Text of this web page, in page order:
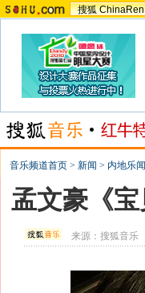
搜狐 ChinaRen
音乐频道首页 > 新闻 > 内地乐闻
孟文豪《
来源：搜狐音乐